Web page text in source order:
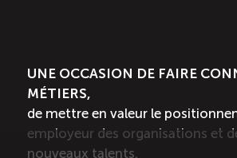
UNE OCCASION DE FAIRE
MÉTIERS,
de mettre en valeur le
employeur des organisations et
nouveaux talents.